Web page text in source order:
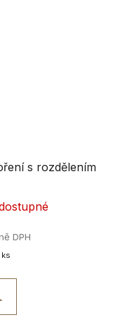
s rozdělením
DPH